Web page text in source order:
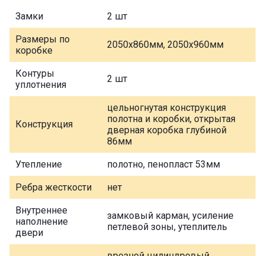
Замки 2 шт
Размеры по
коробке
2050х860мм, 2050х960мм
Контуры
уплотнения
2 шт
Конструкция
цельногнутая конструкция
полотна и коробки, открытая
дверная коробка глубиной
86мм
Утепление полотно, пенопласт 53мм
Ребра жесткости нет
Внутреннее
наполнение
двери
замковый карман, усиление
петлевой зоны, утеплитель